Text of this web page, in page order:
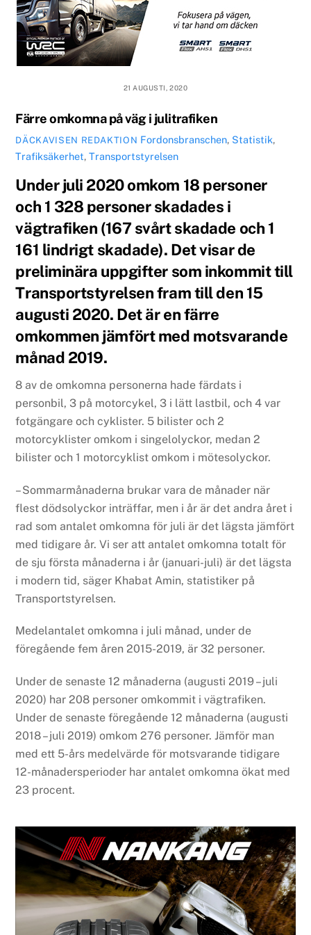
21 AUGUSTI, 2020
Färre omkomna på väg i julitrafiken
DÄCKAVISEN REDAKTION Fordonsbranschen, Statistik,
Trafiksäkerhet,Transportstyrelsen
Under juli 2020 omkom 18 personer
och 1 328 personer skadades i
vägtrafiken (167 svårt skadade och 1
161 lindrigt skadade). Det visar de
preliminära uppgifter som inkommit till
Transportstyrelsen fram till den 15
augusti 2020. Det är en färre
omkommen jämfört med motsvarande
månad 2019.
8 av de omkomna personerna hade färdats i
personbil, 3 på motorcykel, 3 i lätt lastbil, och 4 var
fotgängare och cyklister. 5 bilister och 2
motorcyklister omkom i singelolyckor, medan 2
bilister och 1 motorcyklist omkom i mötesolyckor.
– Sommarmånaderna brukar vara de månader när
flest dödsolyckor inträffar, men i år är det andra året i
rad som antalet omkomna för juli är det lägsta jämfört
med tidigare år. Vi ser att antalet omkomna totalt för
de sju första månaderna i år (januari-juli) är det lägsta
i modern tid, säger Khabat Amin, statistiker på
Transportstyrelsen.
Medelantalet omkomna i juli månad, under de
föregående fem åren 2015-2019, är 32 personer.
Under de senaste 12 månaderna (augusti 2019 – juli
2020) har 208 personer omkommit i vägtrafiken.
Under de senaste föregående 12 månaderna (augusti
2018 – juli 2019) omkom 276 personer. Jämför man
med ett 5-års medelvärde för motsvarande tidigare
12-månadersperioder har antalet omkomna ökat med
23 procent.